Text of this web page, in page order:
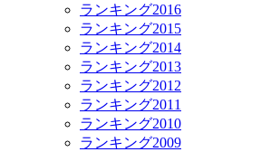
ランキング2016
ランキング2015
ランキング2014
ランキング2013
ランキング2012
ランキング2011
ランキング2010
ランキング2009